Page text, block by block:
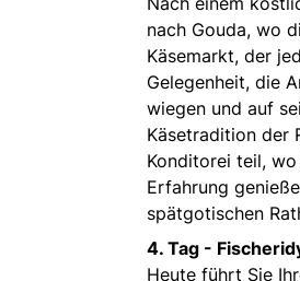
nach Gouda, wo
Käsemarkt, der
Gelegenheit, die
wiegen und auf
Käsetradition der
Konditorei teil,
Erfahrung
spätgotischen
4. Tag -
Heute führt Sie